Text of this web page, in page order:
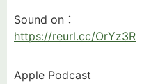
Sound on：
https://reurl.cc/OrYz3R
Apple Podcast